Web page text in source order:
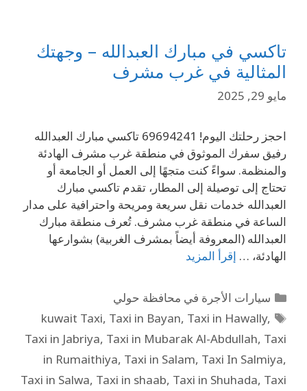
تاكسي في مبارك العبدالله – وجهتك
المثالية في غرب مشرف
مايو 29, 2025
احجز رحلتك اليوم! 69694241 تاكسي مبارك العبدالله
رفيق سفرك الموثوق في منطقة غرب مشرف الهادئة
والمنظمة. سواءً كنت متجهًا إلى العمل أو الجامعة أو
تحتاج إلى توصيلة إلى المطار، تقدم تاكسي مبارك
العبدالله خدمات نقل سريعة ومريحة واحترافية على مدار
الساعة في منطقة غرب مشرف. تُعرف منطقة مبارك
العبدالله (المعروفة أيضاً بمشرف الغربية) بشوارعها
الهادئة، … إقرأ المزيد
سيارات الأجرة في محافظة حولي
kuwait Taxi, Taxi in Bayan, Taxi in Hawally,
Taxi in Jabriya, Taxi in Mubarak Al-Abdullah, Taxi
in Rumaithiya, Taxi in Salam, Taxi In Salmiya,
Taxi in Salwa, Taxi in shaab, Taxi in Shuhada, Taxi